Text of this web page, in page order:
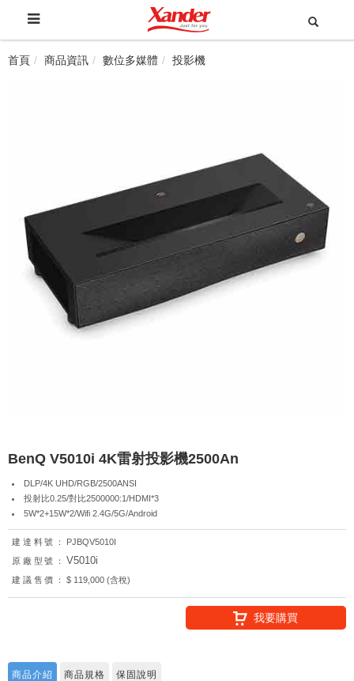
首頁 商品資訊 數位多媒體 投影機
BenQ V5010i 4K雷射投影機2500An
DLP/4K UHD/RGB/2500ANSI
投射比0.25/對比2500000:1/HDMI*3
5W*2+15W*2/Wifi 2.4G/5G/Android
建達料號：
PJBQV5010I
原廠型號：
V5010i
建議售價： $ 119,000 (含稅)
我要購買
商品介紹 商品規格 保固說明